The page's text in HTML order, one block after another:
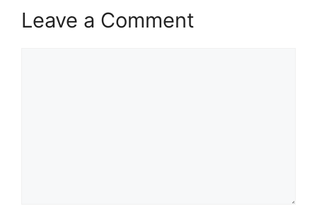
Leave a Comment